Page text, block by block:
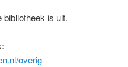
bibliotheek is uit.
overig-